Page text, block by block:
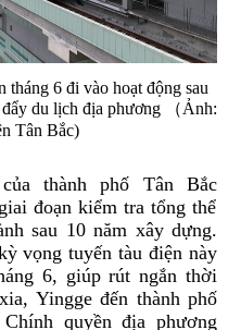
tháng 6 đi vào hoạt động sau
du lịch địa phương （Ảnh:
Tân Bắc)
của thành phố Tân Bắc
đoạn kiểm tra tổng thể
sau 10 năm xây dựng.
vọng tuyến tàu điện này
6, giúp rút ngắn thời
Yinggeđến thành phố
quyền địa phương